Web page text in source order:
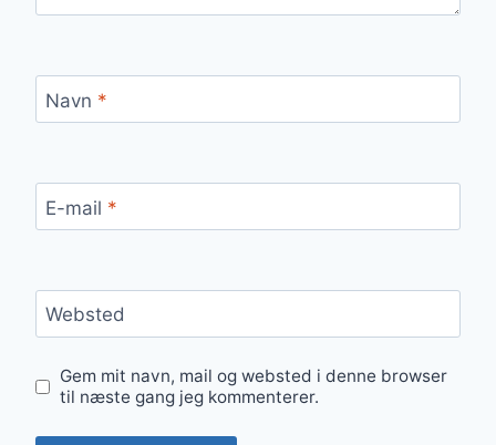
Navn *
E-mail *
Websted
Gem mit navn, mail og websted i denne browser
til næste gang jeg kommenterer.